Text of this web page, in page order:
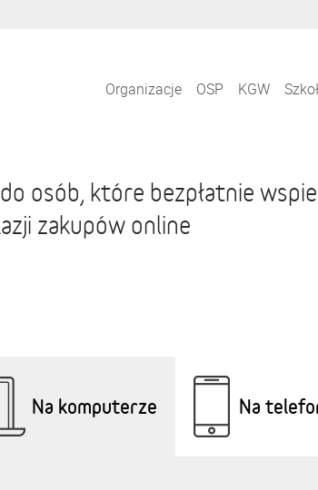
Organizacje OSP KGW
do osób, które bezpłatnie
zakupów online
Na komputerze Na